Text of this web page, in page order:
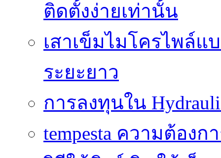
ติดตั้งง่ายเท่านั้น
เสาเข็มไมโครไพล์
ระยะยาว
การลงทุนใน
tempesta ความต้อง